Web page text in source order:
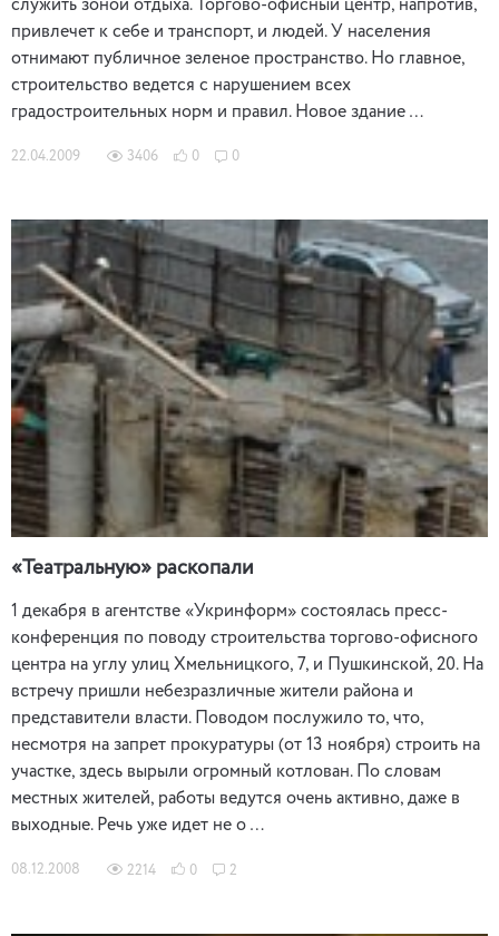
служить зоной отдыха. Торгово-офисный центр, напротив,
привлечет к себе и транспорт, и людей. У населения
отнимают публичное зеленое пространство. Но главное,
строительство ведется с нарушением всех
градостроительных норм и правил. Новое здание …
22.04.2009 3406 0 0
«Театральную» раскопали
1 декабря в агентстве «Укринформ» состоялась пресс-
конференция по поводу строительства торгово-офисного
центра на углу улиц Хмельницкого, 7, и Пушкинской, 20. На
встречу пришли небезразличные жители района и
представители власти. Поводом послужило то, что,
несмотря на запрет прокуратуры (от 13 ноября) строить на
участке, здесь вырыли огромный котлован. По словам
местных жителей, работы ведутся очень активно, даже в
выходные. Речь уже идет не о …
08.12.2008 2214 0 2